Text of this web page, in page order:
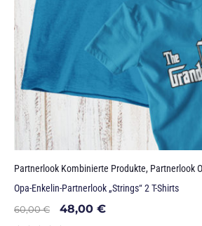
Partnerlook Kombinierte Produkte, Partnerlook
Opa-Enkelin-Partnerlook „Strings“ 2 T-Shirts
60,00€ 48,00 €